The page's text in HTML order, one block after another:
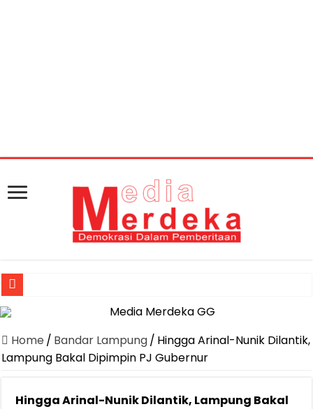
Jasa Raharja Serahkan Santunan kepada Ahli Waris Korban
Canangkan Desa TAPIS dan Luncurkan Sekolah Lansia di
Pemprov Lampung Berhasil Kendalikan Inflasi, Jadi Provinsi
Dirut Jasa Raharja Dampingi Wamenhub Tinjau Penanganan
Home / Bandar Lampung/ Hingga Arinal-Nunik Dilantik,
Lampung Bakal Dipimpin PJ Gubernur
Hingga Arinal-Nunik Dilantik, Lampung Bakal